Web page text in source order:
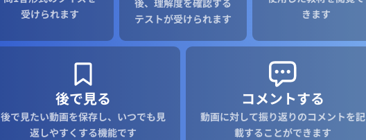
受けられます
テストが受けられます
きます
後で見る
後で見たい動画を保存し、いつでも見
返しやすくする機能です
コメントする
動画に対して振り返りのコメントを記
載することができます